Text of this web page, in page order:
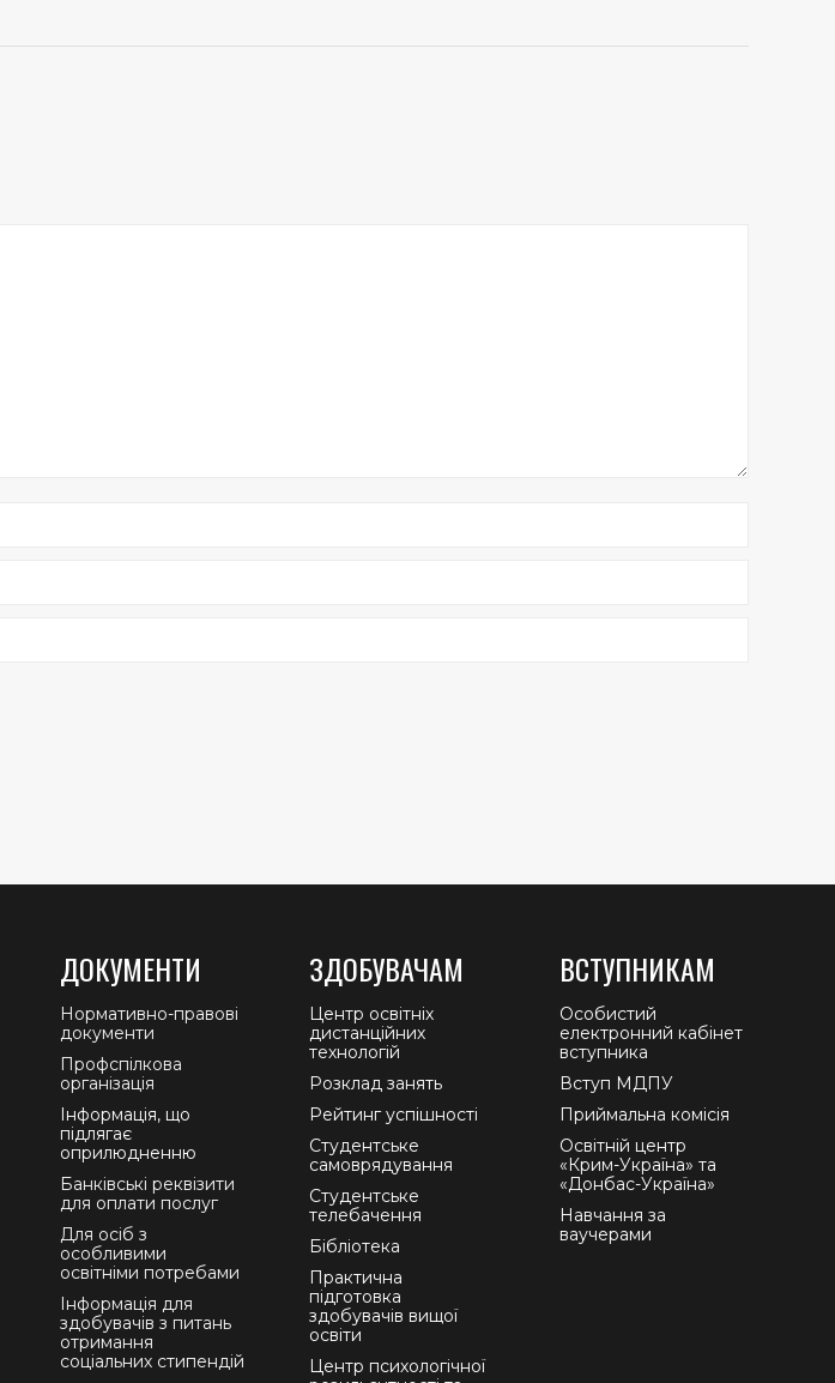
ДОКУМЕНТИ
Нормативно-правові
документи
Профспілкова
організація
Інформація, що
підлягає
оприлюдненню
Банківські реквізити
для оплати послуг
Для осіб з
особливими
освітніми потребами
Інформація для
здобувачів з питань
отримання
соціальних стипендій
ЗДОБУВАЧАМ
Центр освітніх
дистанційних
технологій
Розклад занять
Рейтинг успішності
Студентське
самоврядування
Студентське
телебачення
Бібліотека
Практична
підготовка
здобувачів вищої
освіти
Центр психологічної
ВСТУПНИКАМ
Особистий
електронний кабінет
вступника
Вступ МДПУ
Приймальна комісія
Освітній центр
«Крим-Україна» та
«Донбас-Україна»
Навчання за
ваучерами